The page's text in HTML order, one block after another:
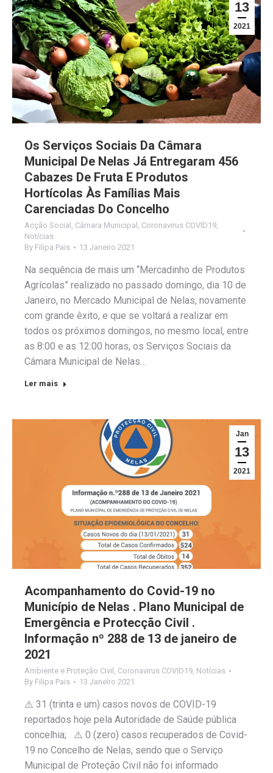
13
2021
Os Serviços Sociais Da Câmara
Municipal De Nelas Já Entregaram 456
Cabazes De Fruta E Produtos
Hortícolas Às Famílias Mais
Carenciadas Do Concelho
Acção Social , Câmara Municipal , Coronavirus COVID19,
Notícias
By Filipa Pais 13 Janeiro 2021
Na sequência de mais um “Mercadinho de Produtos
Agrícolas” realizado no passado domingo, dia 10 de
Janeiro, no Mercado Municipal de Nelas, novamente
com grande êxito, e que se voltará a realizar em
todos os próximos domingos, no mesmo local, entre
as 8:00 e as 12:00 horas, os Serviços Sociais da
Câmara Municipal de Nelas…
Ler mais
Jan
13
2021
Acompanhamento do Covid-19 no
Município de Nelas . Plano Municipal de
Emergência e Protecção Civil .
Informação nº 288 de 13 de janeiro de
2021
Ambiente e Proteção Civil Coronavirus COVID19 Notícias
By Filipa Pais 13 Janeiro 2021
⚠️ 31 (trinta e um) casos novos de COVID-19
reportados hoje pela Autoridade de Saúde pública
concelhia; ⚠️ 0 (zero) casos recuperados de Covid-
19 no Concelho de Nelas, sendo que o Serviço
Municipal de Proteção Civil não foi informado